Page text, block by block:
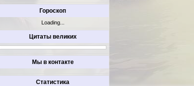
Гороскоп
Loading...
Цитаты великих
Мы в контакте
Статистика